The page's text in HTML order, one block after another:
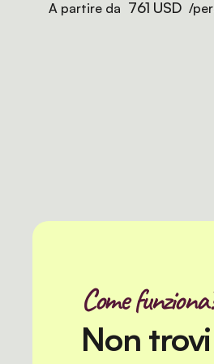
A partire da 761 USD /
Come
Non